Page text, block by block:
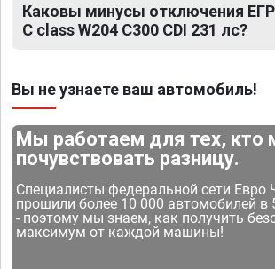
Каковы минусы отключения
C class W204 C300 CDI 231 лс?
Вы не узнаете ваш автомобиль!
Мы работаем для тех, кто
почувствовать разницу.
Специалисты федеральной сети Евро
прошили более 10 000 автомобилей в
- поэтому мы знаем, как получить
максимум от каждой машины!